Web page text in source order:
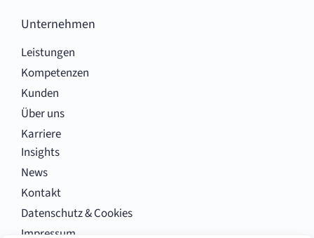
Unternehmen
Leistungen
Kompetenzen
Kunden
Über uns
Karriere
Insights
News
Kontakt
Datenschutz & Cookies
Impressum